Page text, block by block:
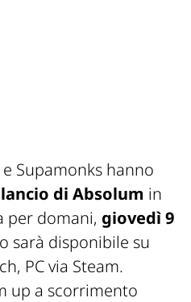
Supamonks hanno
di Absolum in
per domani, giovedì 9
sarà disponibile su
PC via Steam.
up a scorrimento